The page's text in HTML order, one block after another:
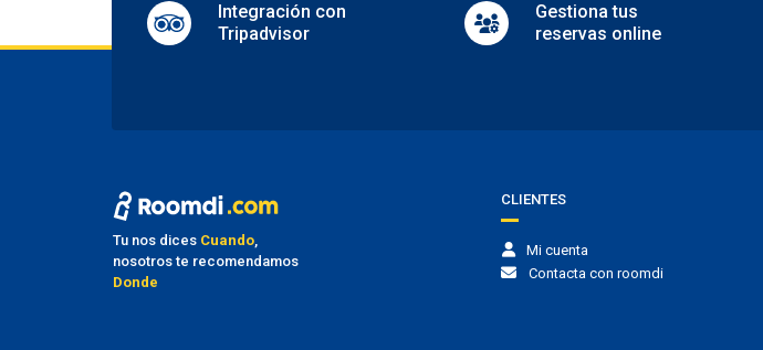
Integración con
Tripadvisor
Gestiona tus
reservas online
Tu nos dices Cuando
nosotros te recomendamos
Donde
CLIENTES
Mi cuenta
Contacta con roomdi